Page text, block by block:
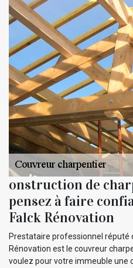
onstruction de
pensez à faire
Falck Rénovation
Prestataire professionnel réputé
Rénovation est le couvreur
voulez pour votre immeuble une